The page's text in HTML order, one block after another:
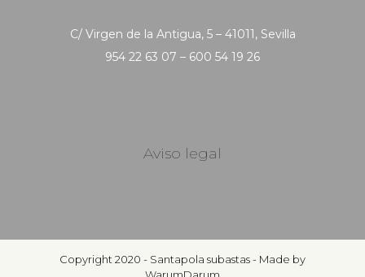
C/ Virgen de la Antigua, 5 – 41011, Sevilla
954 22 63 07 – 600 54 19 26
Aviso legal
Copyright 2020 - Santapola subastas - Made by